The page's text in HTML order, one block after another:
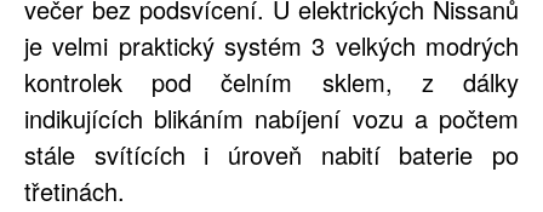
večer bez podsvícení. U elektrických Nissanů
je velmi praktický systém 3 velkých modrých
kontrolek pod čelním sklem, z dálky
indikujících blikáním nabíjení vozu a počtem
stále svítících i úroveň nabití baterie po
třetinách.